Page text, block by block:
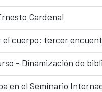
Cardenal
el cuerpo: tercer
- Dinamización de
en el Seminario